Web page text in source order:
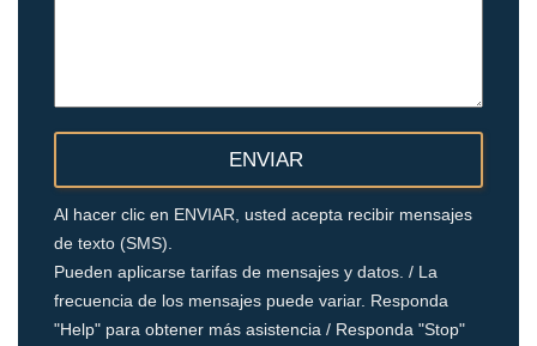
Al hacer clic en ENVIAR, usted acepta recibir mensajes
de texto (SMS).
Pueden aplicarse tarifas de mensajes y datos. / La
frecuencia de los mensajes puede variar. Responda
"Help" para obtener más asistencia / Responda "Stop"